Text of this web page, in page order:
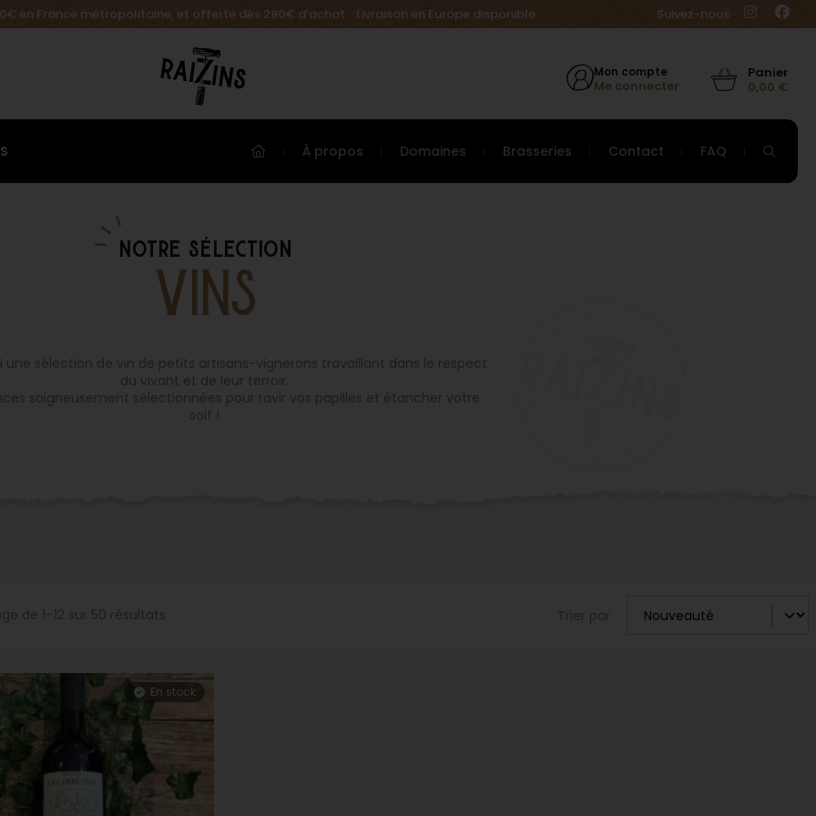
en France métropolitaine, et offerte dès 280€ d’achat. Livraison en Europe disponible. Suivez-nous
Mon compte
Me connecter 0,00 €
À propos Domaines Brasseries Contact FAQ
notre sélection
VINS
une sélection de vin de petits artisans-vignerons travaillant dans le respect
du vivant et de leur terroir.
soigneusement sélectionnées pour ravir vos papilles et étancher votre
soif !
de 1–12 sur 50 résultats Trier par
En stock